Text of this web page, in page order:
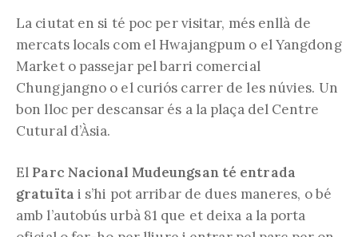
La ciutat en si té poc per visitar, més enllà de
mercats locals com el Hwajangpum o el Yangdong
Market o passejar pel barri comercial
Chungjangno o el curiós carrer de les núvies. Un
bon lloc per descansar és a la plaça del Centre
Cutural d’Àsia.
El Parc Nacional Mudeungsan té entrada
gratuïta i s’hi pot arribar de dues maneres, o bé
amb l’autobús urbà 81 que et deixa a la porta